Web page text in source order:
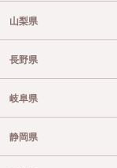
山梨県
長野県
岐阜県
静岡県